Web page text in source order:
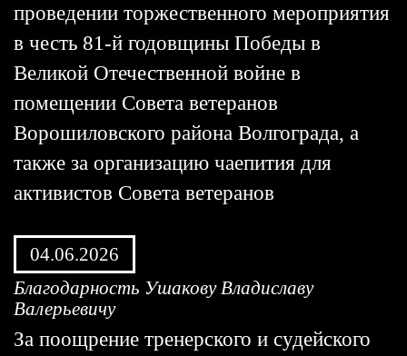
проведении торжественного мероприятия
в честь 81-й годовщины Победы в
Великой Отечественной войне в
помещении Совета ветеранов
Ворошиловского района Волгограда, а
также за организацию чаепития для
активистов Совета ветеранов
04.06.2026
Благодарность Ушакову Владиславу
Валерьевичу
За поощрение тренерского и судейского